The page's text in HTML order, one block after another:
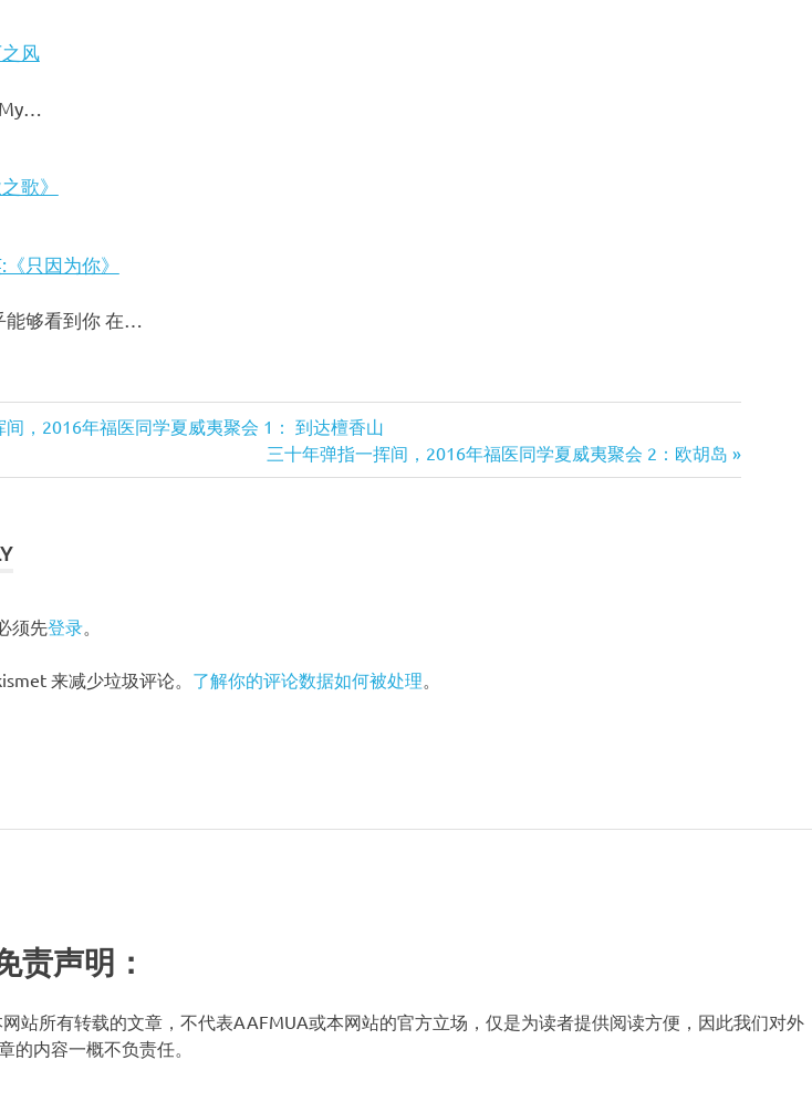
风
歌》
只因为你》
够看到你 在…
间，2016年福医同学夏威夷聚会 1： 到达檀香山
Next
Post:
三十年弹指一挥间，2016年福医同学夏威夷聚会 2：欧胡岛
须先登录。
来减少垃圾评论。 了解你的评论数据如何被处理
责声明：
站所有转载的文章，不代表AAFMUA或本网站的官方立场，仅是为读者提供阅读方便，因此我们对外
的内容一概不负责任。